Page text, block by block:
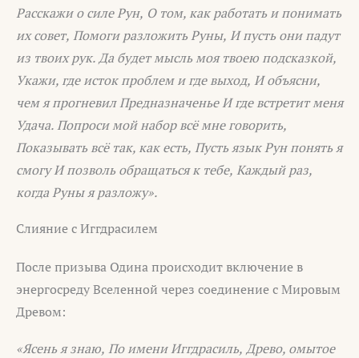
Расскажи о силе Рун, О том, как работать и понимать
их совет, Помоги разложить Руны, И пусть они падут
из твоих рук.Да будет мысль моя твоею подсказкой,
Укажи, где исток проблем и где выход, И объясни,
чем я прогневил ПредназначеньеИ где встретит меня
Удача.Попроси мой набор всё мне говорить,
Показывать всё так, как есть, Пусть язык Рун понять я
смогуИ позволь обращаться к тебе, Каждый раз,
когда Руны я разложу».
Слияние с Иггдрасилем
После призыва Одина происходит включение в
энергосреду Вселенной через соединение с Мировым
Древом:
«Ясень я знаю, По имени Иггдрасиль, Древо, омытое